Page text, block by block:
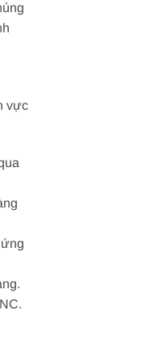
vực